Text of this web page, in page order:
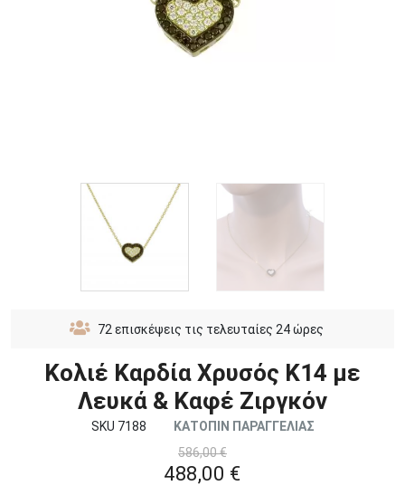
72 επισκέψεις τις τελευταίες 24 ώρες
Κολιέ Καρδία Χρυσός Κ14 με
Λευκά & Καφέ Ζιργκόν
SKU 7188
ΚΑΤΟΠΙΝ ΠΑΡΑΓΓΕΛΙΑΣ
586,00 €
488,00 €